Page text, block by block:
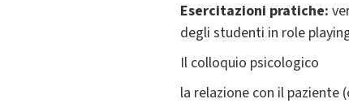
Esercitazioni pratiche:
degli studenti in role
Il colloquio psicologico
la relazione con il paziente